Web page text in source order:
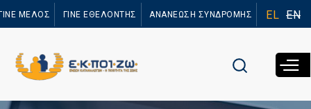
προς το
ΜΕΛΟΣ ΓΙΝΕ ΕΘΕΛΟΝΤΗΣ ΑΝΑΝΕΩΣΗ ΣΥΝΔΡΟΜΗΣ EL EN